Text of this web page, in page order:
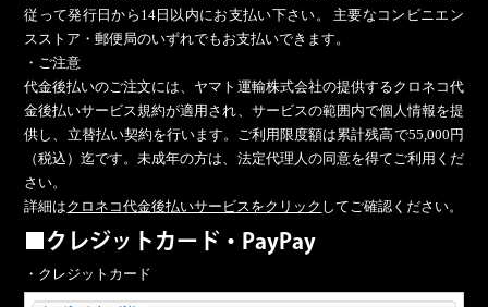
従って発行日から14日以内にお支払い下さい。 主要なコンビニエン
スストア・郵便局のいずれでもお支払いできます。
・ご注意
代金後払いのご注文には、ヤマト運輸株式会社の提供するクロネコ代
金後払いサービス規約が適用され、サービスの範囲内で個人情報を提
供し、立替払い契約を行います。ご利用限度額は累計残高で55,000円
（税込）迄です。未成年の方は、法定代理人の同意を得てご利用くだ
さい。
詳細はクロネコ代金後払いサービスをクリック してご確認ください。
■クレジットカード・PayPay
・クレジットカード